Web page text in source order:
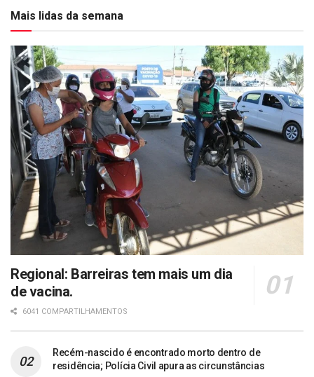
Mais lidas da semana
Regional: Barreiras tem mais um dia
de vacina.
6041 COMPARTILHAMENTOS
Recém-nascido é encontrado morto dentro de
residência; Polícia Civil apura as circunstâncias